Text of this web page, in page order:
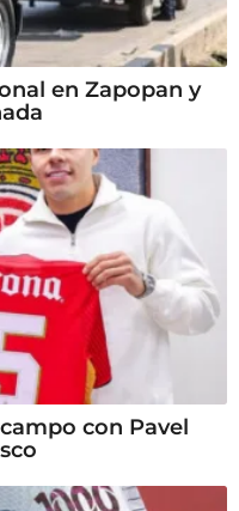
en Zapopan y
con Pavel